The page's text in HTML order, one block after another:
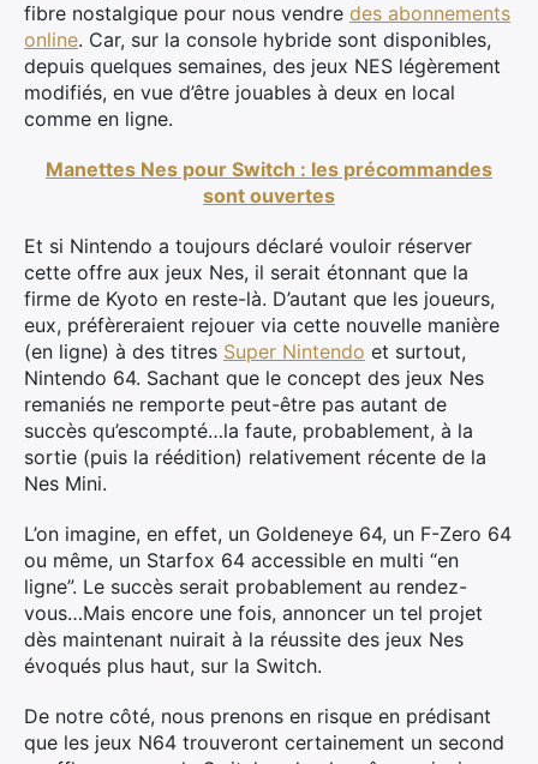
fibre nostalgique pour nous vendre des abonnements
online. Car, sur la console hybride sont disponibles,
depuis quelques semaines, des jeux NES légèrement
modifiés, en vue d’être jouables à deux en local
comme en ligne.
Manettes Nes pour Switch : les précommandes
sont ouvertes
Et si Nintendo a toujours déclaré vouloir réserver
cette offre aux jeux Nes, il serait étonnant que la
firme de Kyoto en reste-là. D’autant que les joueurs,
eux, préfèreraient rejouer via cette nouvelle manière
(en ligne) à des titres Super Nintendo et surtout,
Nintendo 64. Sachant que le concept des jeux Nes
remaniés ne remporte peut-être pas autant de
succès qu’escompté…la faute, probablement, à la
sortie (puis la réédition) relativement récente de la
Nes Mini.
L’on imagine, en effet, un Goldeneye 64, un F-Zero 64
ou même, un Starfox 64 accessible en multi “en
ligne”. Le succès serait probablement au rendez-
vous…Mais encore une fois, annoncer un tel projet
dès maintenant nuirait à la réussite des jeux Nes
évoqués plus haut, sur la Switch.
De notre côté, nous prenons en risque en prédisant
que les jeux N64 trouveront certainement un second
×